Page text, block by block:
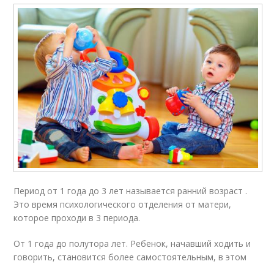
Период от 1 года до 3 лет называется ранний возраст .
Это время психологического отделения от матери,
которое проходи в 3 периода.
От 1 года до полутора лет. Ребенок, начавший ходить и
говорить, становится более самостоятельным, в этом